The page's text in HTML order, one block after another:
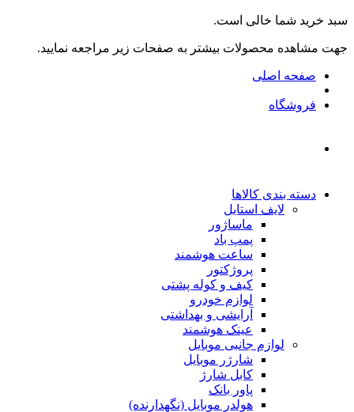
سبد خرید شما خالی است.
جهت مشاهده محصولات بیشتر به صفحات زیر مراجعه نمایید.
صفحه اصلی
فروشگاه
دسته بندی کالاها
لایف استایل
ماساژور
پمپ باد
ساعت هوشمند
پروژکتور
کیف و کوله پشتی
لوازم خودرو
آرایشی و بهداشتی
عینک هوشمند
لوازم جانبی موبایل
شارژر موبایل
کابل شارژ
پاور بانک
هولدر موبایل (نگهدارنده)